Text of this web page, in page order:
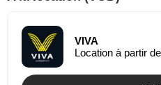
VIVA
Location à partir